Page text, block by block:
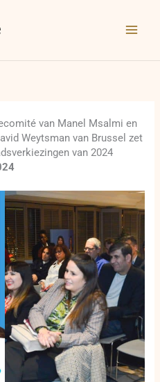
van Manel Msalmi en
Weytsman van Brussel zet
van 2024